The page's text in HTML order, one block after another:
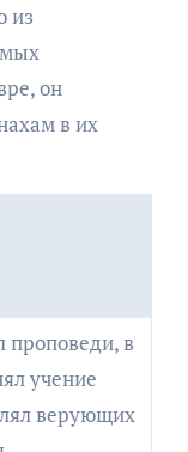
из
он
в их
проповеди, в
учение
верующих